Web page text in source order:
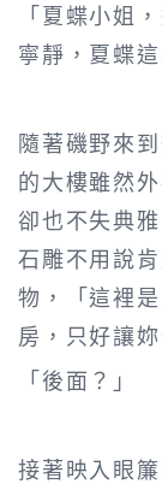
「夏蝶小姐
寧靜，夏蝶
隨著磯野來
的大樓雖然
卻也不失典
石雕不用說
物，「這裡
房，只好讓
「後面？」
接著映入眼